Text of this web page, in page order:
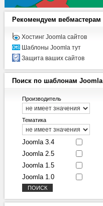
Рекомендуем вебмастерам
Хостинг Joomla сайтов
Шаблоны Joomla тут
Защита ваших сайтов
Поиск по шаблонам Joomla
Производитель
Тематика
Joomla 3.4
Joomla 2.5
Joomla 1.5
Joomla 1.0